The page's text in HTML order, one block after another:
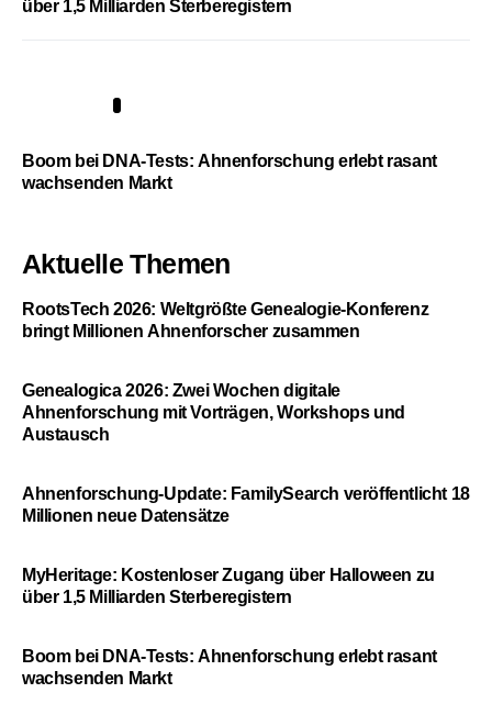
über 1,5 Milliarden Sterberegistern
Boom bei DNA-Tests: Ahnenforschung erlebt rasant
wachsenden Markt
Aktuelle Themen
RootsTech 2026: Weltgrößte Genealogie-Konferenz
bringt Millionen Ahnenforscher zusammen
Genealogica 2026: Zwei Wochen digitale
Ahnenforschung mit Vorträgen, Workshops und
Austausch
Ahnenforschung-Update: FamilySearch veröffentlicht 18
Millionen neue Datensätze
MyHeritage: Kostenloser Zugang über Halloween zu
über 1,5 Milliarden Sterberegistern
Boom bei DNA-Tests: Ahnenforschung erlebt rasant
wachsenden Markt